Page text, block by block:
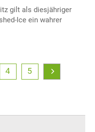
gilt als diesjähriger
Ice ein wahrer
4 5